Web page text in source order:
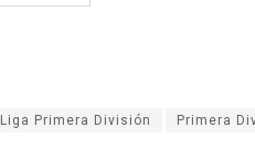
Liga Primera División Primera